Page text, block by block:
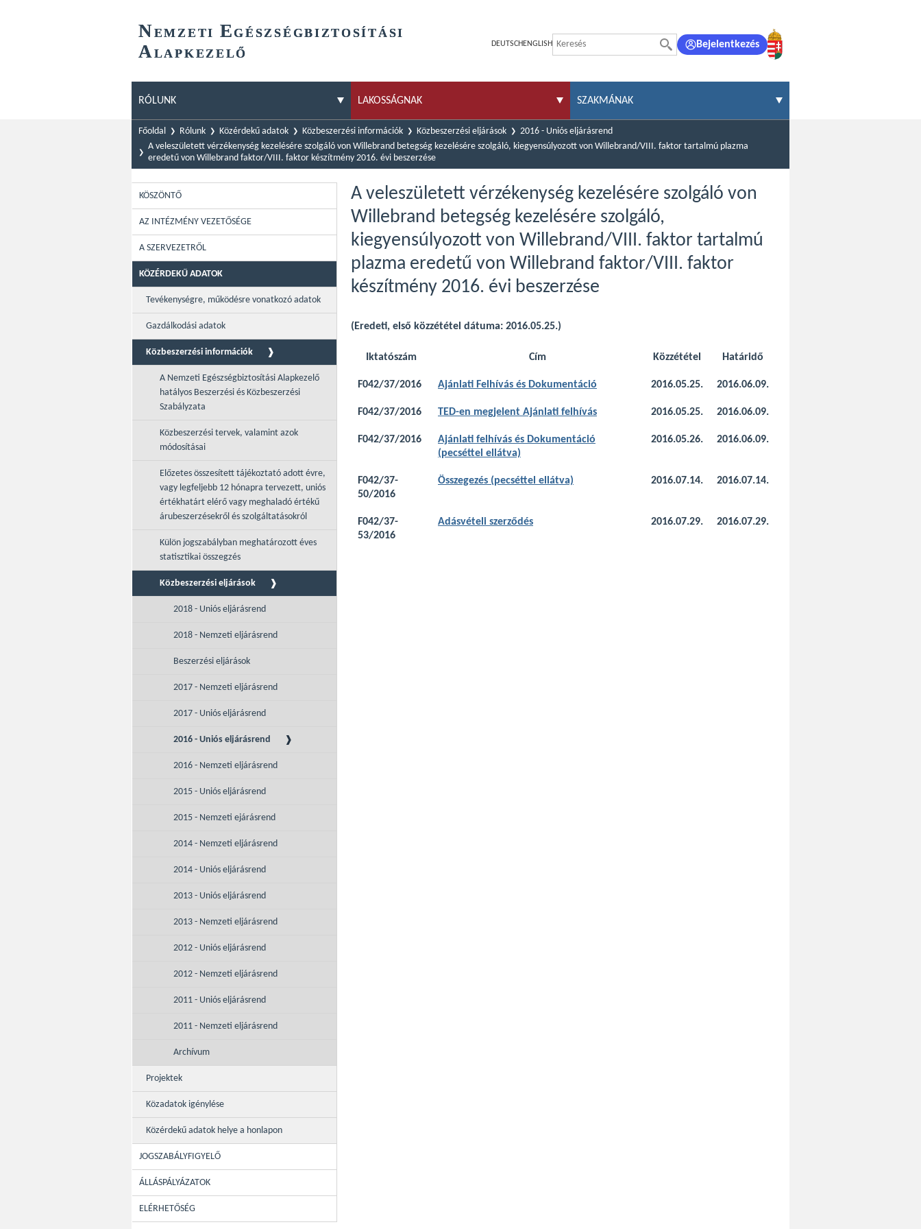
NEMZETI EGÉSZSÉGBIZTOSÍTÁSI
ALAPKEZELŐ
DEUTSCH ENGLISH Bejelentkezés
RÓLUNK LAKOSSÁGNAK SZAKMÁNAK
Főoldal Rólunk Közérdekű adatok Közbeszerzési információk Közbeszerzési eljárások
2016 - Uniós eljárásrend
A veleszületett vérzékenység kezelésére szolgáló von Willebrand betegség kezelésére szolgáló, kiegyensúlyozott von Willebrand/VIII. faktor tartalmú plazma
eredetű von Willebrand faktor/VIII. faktor készítmény 2016. évi beszerzése
KÖSZÖNTŐ
AZ INTÉZMÉNY VEZETŐSÉGE
A SZERVEZETRŐL
KÖZÉRDEKŰ ADATOK
Tevékenységre, működésre vonatkozó adatok
Gazdálkodási adatok
Közbeszerzési információk
A Nemzeti Egészségbiztosítási Alapkezelő
hatályos Beszerzési és Közbeszerzési
Szabályzata
Közbeszerzési tervek, valamint azok
módosításai
Előzetes összesített tájékoztató adott évre,
vagy legfeljebb 12 hónapra tervezett, uniós
értékhatárt elérő vagy meghaladó értékű
árubeszerzésekről és szolgáltatásokról
Külön jogszabályban meghatározott éves
statisztikai összegzés
Közbeszerzési eljárások
2018 - Uniós eljárásrend
2018 - Nemzeti eljárásrend
Beszerzési eljárások
2017 - Nemzeti eljárásrend
2017 - Uniós eljárásrend
2016 - Uniós eljárásrend
2016 - Nemzeti eljárásrend
2015 - Uniós eljárásrend
2015 - Nemzeti ejárásrend
2014 - Nemzeti eljárásrend
2014 - Uniós eljárásrend
2013 - Uniós eljárásrend
2013 - Nemzeti eljárásrend
2012 - Uniós eljárásrend
2012 - Nemzeti eljárásrend
2011 - Uniós eljárásrend
2011 - Nemzeti eljárásrend
Archívum
Projektek
Közadatok igénylése
Közérdekű adatok helye a honlapon
JOGSZABÁLYFIGYELŐ
ÁLLÁSPÁLYÁZATOK
ELÉRHETŐSÉG
A veleszületett vérzékenység kezelésére szolgáló von
Willebrand betegség kezelésére szolgáló,
kiegyensúlyozott von Willebrand/VIII. faktor tartalmú
plazma eredetű von Willebrand faktor/VIII. faktor
készítmény 2016. évi beszerzése
(Eredeti, első közzététel dátuma: 2016.05.25.)
Iktatószám Cím Közzététel Határidő
F042/37/2016 Ajánlati Felhívás és Dokumentáció 2016.05.25. 2016.06.09.
F042/37/2016 TED-en megjelent Ajánlati felhívás 2016.05.25. 2016.06.09.
F042/37/2016
Ajánlati felhívás és Dokumentáció
(pecséttel ellátva)
2016.05.26. 2016.06.09.
F042/37-
50/2016
Összegezés (pecséttel ellátva) 2016.07.14. 2016.07.14.
F042/37-
53/2016
Adásvételi szerződés 2016.07.29. 2016.07.29.